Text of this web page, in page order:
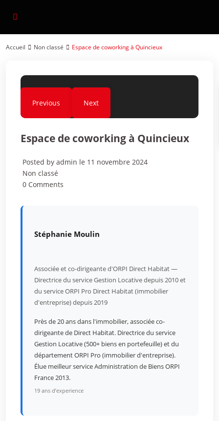
Accueil Non classé Espace de coworking à Quincieux
Previous Next
Espace de coworking à Quincieux
Posted by admin le 11 novembre 2024
Non classé
0 Comments
Stéphanie Moulin
Associée et co-dirigeante d'ORPI Direct Habitat —
Directrice du service Gestion Locative depuis 2010 et
du service ORPI Pro Direct Habitat (immobilier
d'entreprise) depuis 2019
Près de 20 ans dans l'immobilier, associée co-
dirigeante de Direct Habitat. Directrice du service
Gestion Locative (500+ biens en portefeuille) et du
département ORPI Pro (immobilier d'entreprise).
Élue meilleur service Administration de Biens ORPI
France 2013.
19 ans d’experience